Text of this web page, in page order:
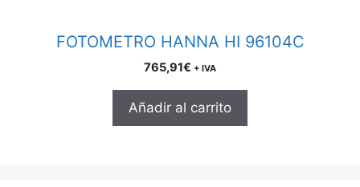
FOTOMETRO HANNA HI 96104C
765,91€ + IVA
Añadir al carrito